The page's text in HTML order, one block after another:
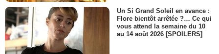
Un Si Grand Soleil en avance :
Flore bientôt arrêtée ?… Ce qui
vous attend la semaine du 10
au 14 août 2026 [SPOILERS]